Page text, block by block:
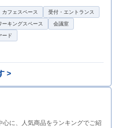
カフェスペース 受付・エントランス
ーキングスペース 会議室
ード
>
に、人気商品をランキングでご紹